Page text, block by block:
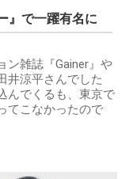
』で一躍有名に
ン雑誌『Gainer』や
井涼平さんでした
んでくるも、東京で
てこなかったので